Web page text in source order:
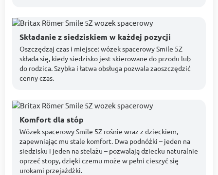
Składanie z siedziskiem w każdej pozycji
Oszczędzaj czas i miejsce: wózek spacerowy Smile 5Z
składa się, kiedy siedzisko jest skierowane do przodu lub
do rodzica. Szybka i łatwa obsługa pozwala zaoszczędzić
cenny czas.
Komfort dla stóp
Wózek spacerowy Smile 5Z rośnie wraz z dzieckiem,
zapewniając mu stale komfort. Dwa podnóżki – jeden na
siedzisku i jeden na stelażu – pozwalają dziecku naturalnie
oprzeć stopy, dzięki czemu może w pełni cieszyć się
urokami przejażdżki.